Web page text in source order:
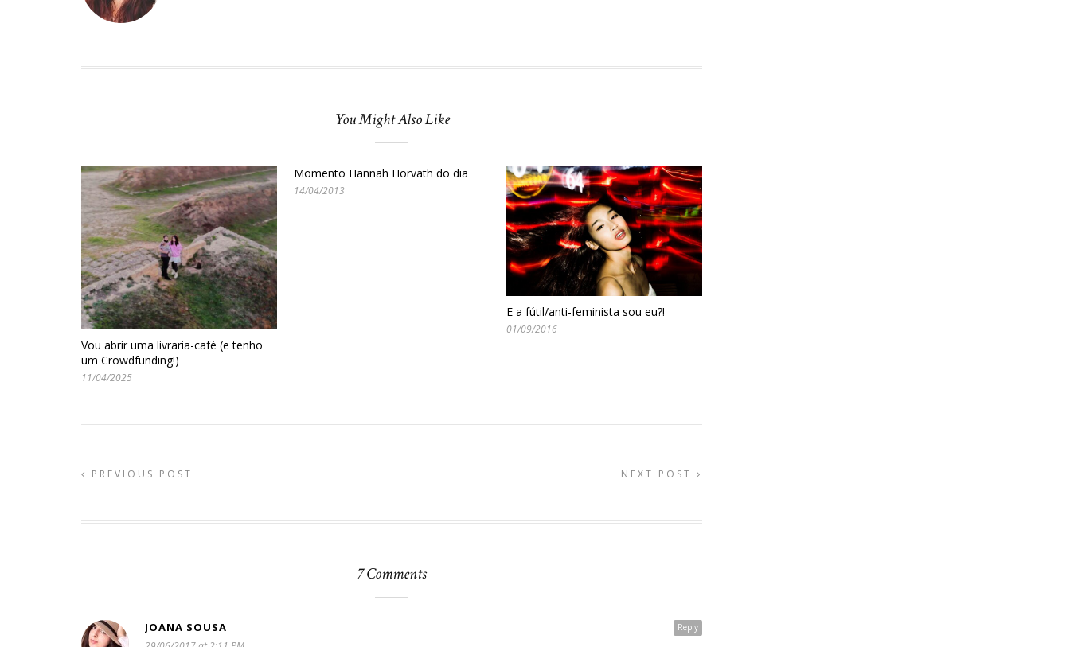
You Might Also Like
Vou abrir uma livraria-café (e tenho
um Crowdfunding!)
11/04/2025
Momento Hannah Horvath do dia
14/04/2013
E a fútil/anti-feminista sou eu?!
01/09/2016
PREVIOUS POST NEXT POST
7 Comments
Reply
JOANA SOUSA